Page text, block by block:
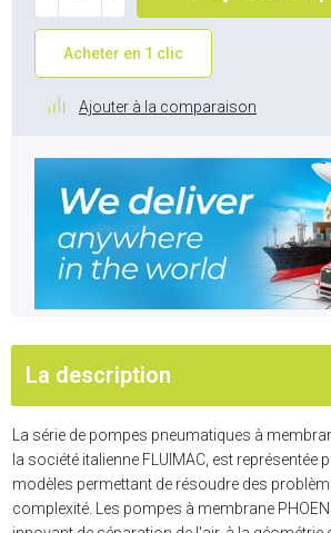
Acheter en 1 clic
Ajouter à la comparaison
La description
La série de pompes pneumatiques à
la société italienne FLUIMAC, est représentée
modèles permettant de résoudre des
complexité. Les pompes à membrane